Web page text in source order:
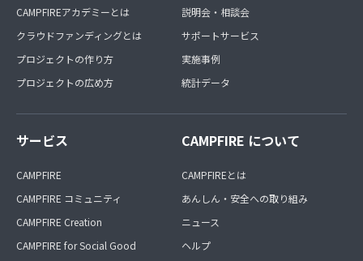
CAMPFIREアカデミーとは
クラウドファンディングとは
プロジェクトの作り方
プロジェクトの広め方
説明会・相談会
サポートサービス
実施事例
統計データ
サービス
CAMPFIRE
CAMPFIRE コミュニティ
CAMPFIRE Creation
CAMPFIRE for Social Good
CAMPFIRE について
CAMPFIREとは
あんしん・安全への取り組み
ニュース
ヘルプ